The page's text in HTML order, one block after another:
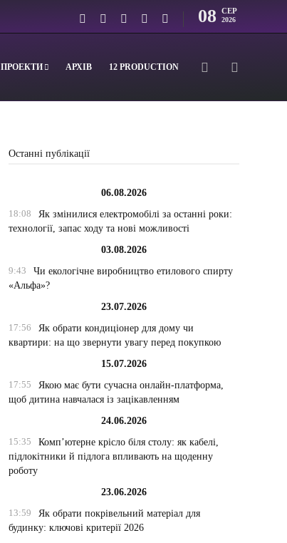
08 СЕР
2026
ПРОЕКТИ АРХІВ 12 PRODUCTION
Останні публікації
06.08.2026
18:08
Як змінилися електромобілі за останні роки:
технології, запас ходу та нові можливості
03.08.2026
9:43
Чи екологічне виробництво етилового спирту
«Альфа»?
23.07.2026
17:56
Як обрати кондиціонер для дому чи
квартири: на що звернути увагу перед покупкою
15.07.2026
17:55
Якою має бути сучасна онлайн-платформа,
щоб дитина навчалася із зацікавленням
24.06.2026
15:35
Комп’ютерне крісло біля столу: як кабелі,
підлокітники й підлога впливають на щоденну
роботу
23.06.2026
13:59
Як обрати покрівельний матеріал для
будинку: ключові критерії 2026